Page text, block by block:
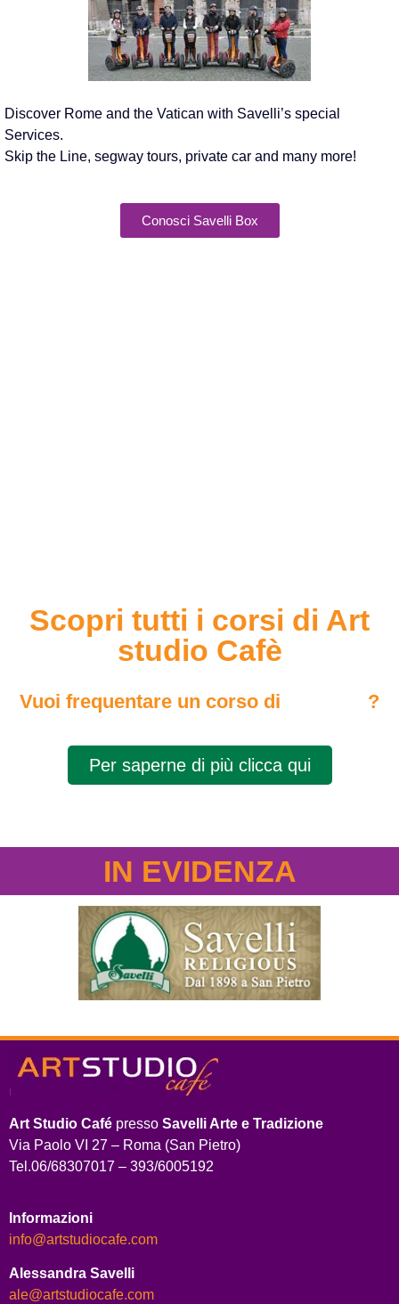
Discover Rome and the Vatican with Savelli’s special
Services.
Skip the Line, segway tours, private car and many more!
Conosci Savelli Box
Scopri tutti i corsi di Art
studio Cafè
Vuoi frequentare un corso di ?
Per saperne di più clicca qui
IN EVIDENZA
Art Studio Café presso Savelli Arte e Tradizione
Via Paolo VI 27 – Roma (San Pietro)
Tel.06/68307017 – 393/6005192
Informazioni
info@artstudiocafe.com
Alessandra Savelli
ale@artstudiocafe.com